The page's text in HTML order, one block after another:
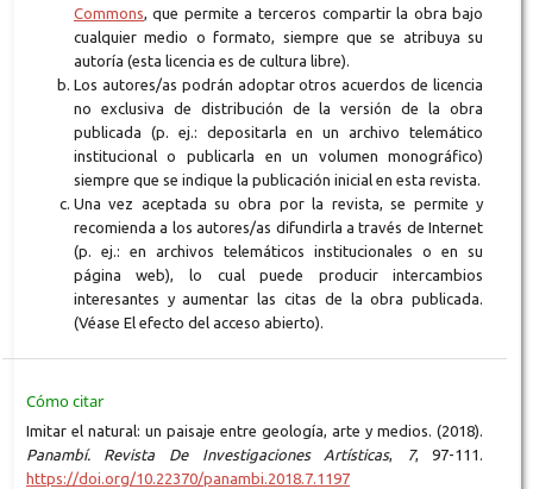
Commons, que permite a terceros compartir la obra bajo
cualquier medio o formato, siempre que se atribuya su
autoría (esta licencia es de cultura libre).
Los autores/as podrán adoptar otros acuerdos de licencia
no exclusiva de distribución de la versión de la obra
publicada (p. ej.: depositarla en un archivo telemático
institucional o publicarla en un volumen monográfico)
siempre que se indique la publicación inicial en esta revista.
Una vez aceptada su obra por la revista, se permite y
recomienda a los autores/as difundirla a través de Internet
(p. ej.: en archivos telemáticos institucionales o en su
página web), lo cual puede producir intercambios
interesantes y aumentar las citas de la obra publicada.
(Véase El efecto del acceso abierto).
Cómo citar
Imitar el natural: un paisaje entre geología, arte y medios. (2018).
Panambí. Revista De Investigaciones Artísticas, 7, 97-111.
https://doi.org/10.22370/panambi.2018.7.1197